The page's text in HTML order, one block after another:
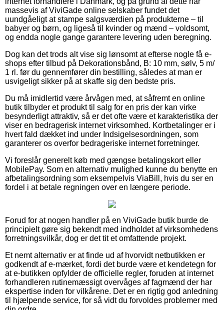
massevis af ViviGade online selskaber fundet det
uundgåeligt at stampe salgsværdien på produkterne – til
babyer og børn, og ligeså til kvinder og mænd – voldsomt,
og endda nogle gange garantere levering uden beregning.
Dog kan det trods alt vise sig lønsomt at efterse nogle få e-
shops efter tilbud på Dekorationsbånd, B: 10 mm, sølv, 5 m/
1 rl. før du gennemfører din bestilling, således at man er
usvigeligt sikker på at skaffe sig den bedste pris.
Du må imidlertid være årvågen med, at såfremt en online
butik tilbyder et produkt til salg for en pris der kan virke
besynderligt attraktiv, så er det ofte være et karakteristika der
viser en bedragerisk internet virksomhed. Kortbetalinger er i
hvert fald dækket ind under Indsigelsesordningen, som
garanterer os overfor bedrageriske internet forretninger.
Vi foreslår generelt køb med gængse betalingskort eller
MobilePay. Som en alternativ mulighed kunne du benytte en
afbetalingsordning som eksempelvis ViaBill, hvis du ser en
fordel i at betale regningen over en længere periode.
Forud for at nogen handler på en ViviGade butik burde de
principielt gøre sig bekendt med indholdet af virksomhedens
forretningsvilkår, dog er det tit et omfattende projekt.
Et nemt alternativ er at finde ud af hvorvidt netbutikken er
godkendt af e-mærket, fordi det burde være et kendetegn for
at e-butikken opfylder de officielle regler, foruden at internet
forhandleren rutinemæssigt overvåges af fagmænd der har
ekspertise inden for vilkårene. Det er en rigtig god anledning
til hjælpende service, for så vidt du forvoldes problemer med